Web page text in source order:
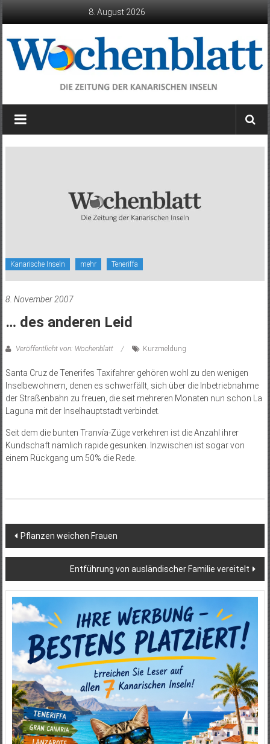
8. August 2026
Wochenblatt
die
Kanarische Inseln mehr Teneriffa
8. November 2007
… des anderen Leid
Veröffentlicht von: Wochenblatt Kurzmeldung
Santa Cruz de Tenerifes Taxifahrer gehören wohl zu den wenigen
Inselbewohnern, denen es schwerfällt, sich über die Inbetriebnahme
der Straßenbahn zu freuen, die seit mehreren Monaten nun schon La
Laguna mit der Inselhauptstadt verbindet.
Seit dem die bunten Tranvía-Züge verkehren ist die Anzahl ihrer
Kundschaft nämlich rapide gesunken. Inzwischen ist sogar von
einem Rückgang um 50% die Rede.
Beitragsnavigation
Pflanzen weichen Frauen
Entführung von ausländischer Familie vereitelt